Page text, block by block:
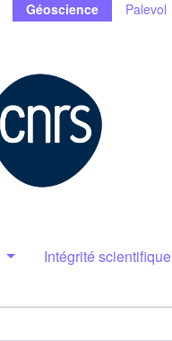
Géoscience Palevol
Intégrité scientifique